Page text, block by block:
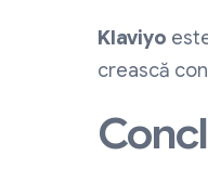
Klaviyo
crească